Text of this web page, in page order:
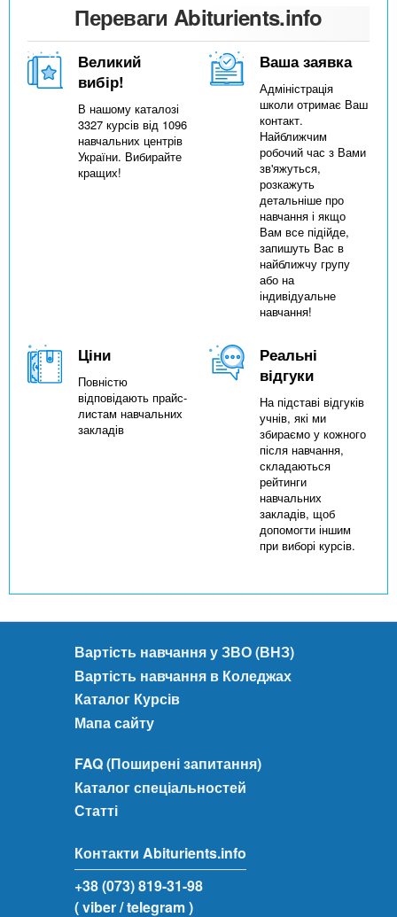
Переваги Abiturients.info
Великий
вибір!
В нашому каталозі
3327 курсів від 1096
навчальних центрів
України. Вибирайте
кращих!
Ваша заявка
Адміністрація
школи отримає Ваш
контакт.
Найближчим
робочий час з Вами
зв'яжуться,
розкажуть
детальніше про
навчання і якщо
Вам все підійде,
запишуть Вас в
найближчу групу
або на
індивідуальне
навчання!
Ціни
Повністю
відповідають прайс-
листам навчальних
закладів
Реальні
відгуки
На підставі відгуків
учнів, які ми
збираємо у кожного
після навчання,
складаються
рейтинги
навчальних
закладів, щоб
допомогти іншим
при виборі курсів.
Вартість навчання у ЗВО (ВНЗ)
Вартість навчання в Коледжах
Каталог Курсів
Мапа сайту
FAQ (Поширені запитання)
Каталог спеціальностей
Статті
Контакти Abiturients.info
+38 (073) 819-31-98
( viber/ telegram )